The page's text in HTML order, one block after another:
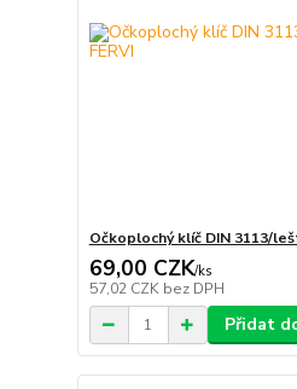
Očkoplochý klíč DIN 3113/
69,00 CZK/ks
57,02 CZK bez DPH
Přidat